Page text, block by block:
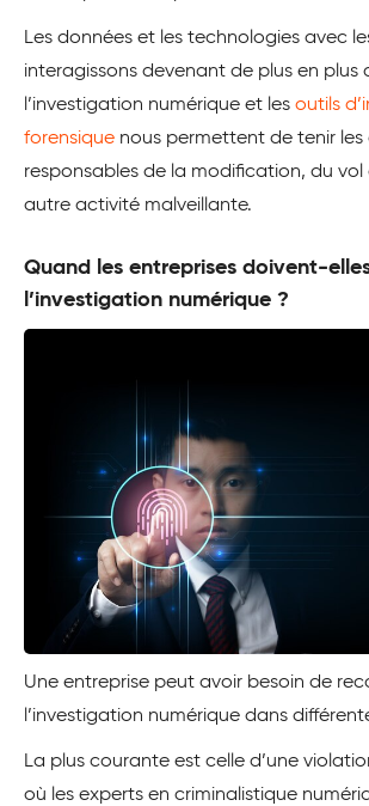
Les données et les technologies avec
interagissons devenant de plus en plus
l’investigation numérique et les outils
forensique nous permettent de tenir les
responsables de la modification, du
autre activité malveillante.
Quand les entreprises doivent-
l’investigation numérique ?
Une entreprise peut avoir besoin de
l’investigation numérique dans
La plus courante est celle d’une
où les experts en criminalistique